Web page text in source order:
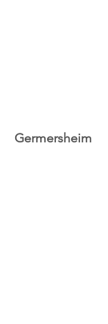
Germersheim